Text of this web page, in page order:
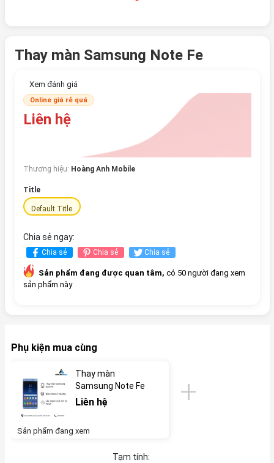
Thay màn Samsung Note Fe
Xem đánh giá
Online giá rẻ quá
Liên hệ
Thương hiệu: Hoàng Anh Mobile
Title
Default Title
Chia sẻ ngay:
Chia sẻ Chia sẻ Chia sẻ
Sản phẩm đang được quan tâm, có 50 người đang xem
sản phẩm này
Phụ kiện mua cùng
Thay màn
Samsung Note Fe
Liên hệ
Sản phẩm đang xem
Tạm tính: